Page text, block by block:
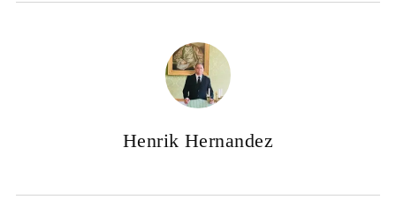
Henrik Hernandez